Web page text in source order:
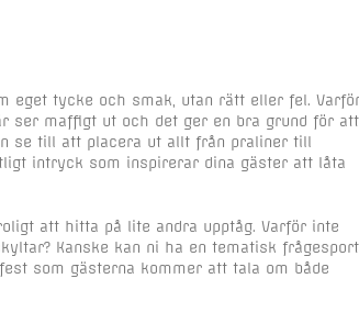
eget tycke och smak, utan rätt eller fel.
ser maffigt ut och det ger en bra grund för att
se till att placera ut allt från praliner till
intryck som inspirerar dina gäster att låta
att hitta på lite andra upptåg. Varför inte
Kanske kan ni ha en tematisk frågesport
som gästerna kommer att tala om både